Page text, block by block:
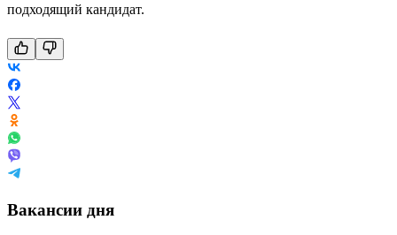
подходящий кандидат.
Вакансии дня